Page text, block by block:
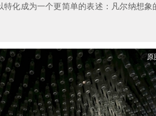
特化成为一个更简单的表述：凡尔纳想象
原